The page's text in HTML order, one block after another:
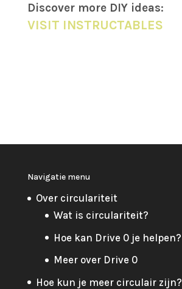
Discover more DIY ideas:
VISIT INSTRUCTABLES
Navigatie menu
Over circulariteit
Wat is circulariteit?
Hoe kan Drive 0 je helpen?
Meer over Drive 0
Hoe kun je meer circulair zijn?